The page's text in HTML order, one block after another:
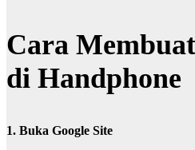
Cara
di Handphone
1. Buka Google Site